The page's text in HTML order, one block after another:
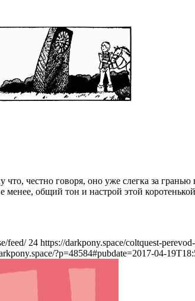
что, честно говоря, оно уже слегка за
менее, общий тон и настрой этой
feed/ 24 https://darkpony.space/coltquest-
?p=48584#pubdate=2017-04-